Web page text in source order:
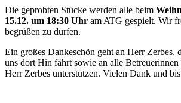
Die geprobten Stücke werden alle beim
15.12. um 18:30 Uhr am ATG gespielt. Wir
begrüßen zu dürfen.
Ein großes Dankeschön geht an Herr Zerbes,
uns dort Hin fährt sowie an alle Betreuerinnen
Herr Zerbes unterstützen. Vielen Dank und